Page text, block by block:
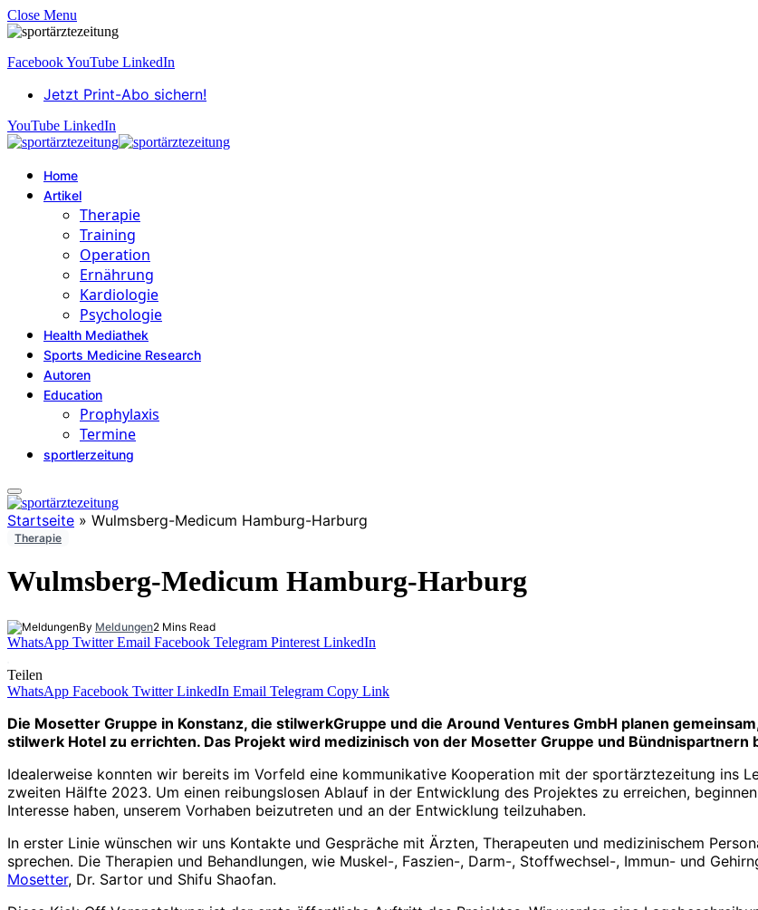
Close Menu
FacebookYouTube LinkedIn
Jetzt Print-Abo sichern!
YouTube LinkedIn
Home
Artikel
Therapie
Training
Operation
Ernährung
Kardiologie
Psychologie
Health Mediathek
Sports Medicine Research
Autoren
Education
Prophylaxis
Termine
sportlerzeitung
Startseite » Wulmsberg-Medicum Hamburg-Harburg
Therapie
Wulmsberg-Medicum Hamburg-Harburg
By Meldungen2 Mins Read
WhatsApp Twitter Email Facebook Telegram Pinterest LinkedIn
Teilen
WhatsApp Facebook Twitter LinkedIn Email Telegram Copy Link
Die Mosetter Gruppe in Konstanz, die stilwerkGruppe und die Around Ventures GmbH planen
stilwerk Hotel zu errichten. Das Projekt wird medizinisch von der Mosetter Gruppe und
Idealerweise konnten wir bereits im Vorfeld eine kommunikative Kooperation mit der sportärztezeitung ins
zweiten Hälfte 2023. Um einen reibungslosen Ablauf in der Entwicklung des Projektes zu erreichen,
Interesse haben, unserem Vorhaben beizutreten und an der Entwicklung teilzuhaben.
In erster Linie wünschen wir uns Kontakte und Gespräche mit Ärzten, Therapeuten und medizinischem
sprechen. Die Therapien und Behandlungen, wie Muskel-, Faszien-, Darm-, Stoffwechsel-, Immun- und
Mosetter, Dr. Sartor und Shifu Shaofan.